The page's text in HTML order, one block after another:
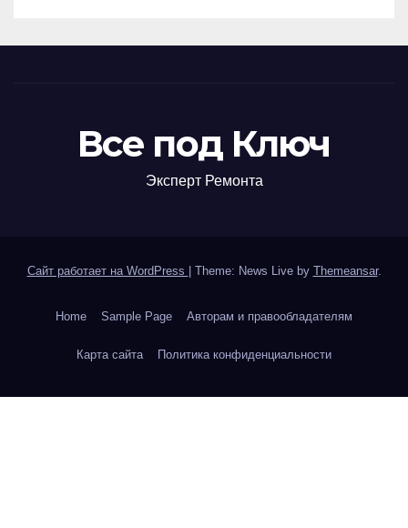
Все под Ключ
Эксперт Ремонта
Сайт работает на WordPress | Theme: News Live by Themeansar.
Home Sample Page Авторам и правообладателям
Карта сайта Политика конфиденциальности